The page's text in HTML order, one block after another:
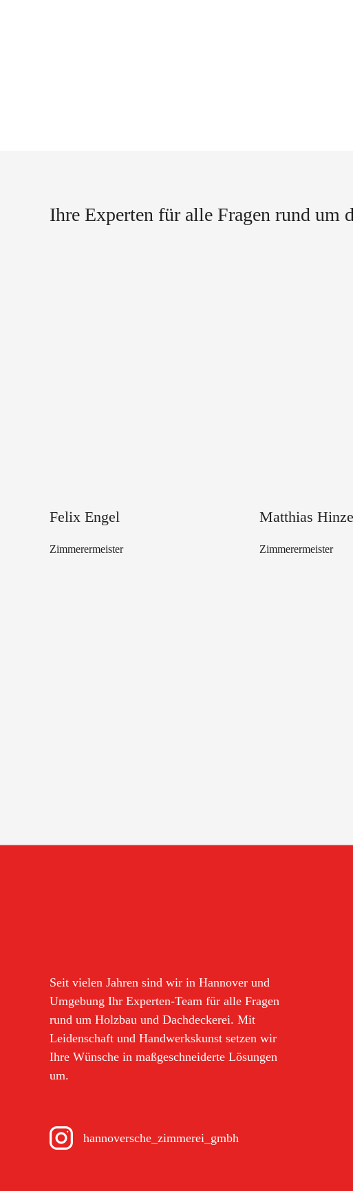
Ihre Experten für alle Fragen rund um
Felix Engel
Zimmerermeister
Matthias Hinze
Zimmerermeister
Seit vielen Jahren sind wir in Hannover und
Umgebung Ihr Experten-Team für alle Fragen
rund um Holzbau und Dachdeckerei. Mit
Leidenschaft und Handwerkskunst setzen wir
Ihre Wünsche in maßgeschneiderte Lösungen
um.
hannoversche_zimmerei_gmbh